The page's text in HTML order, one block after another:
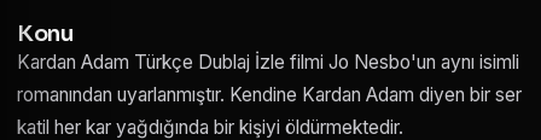
Konu
Kardan Adam Türkçe Dublaj İzle filmi Jo Nesbo'un aynı isimli
romanından uyarlanmıştır. Kendine Kardan Adam diyen bir ser
katil her kar yağdığında bir kişiyi öldürmektedir.